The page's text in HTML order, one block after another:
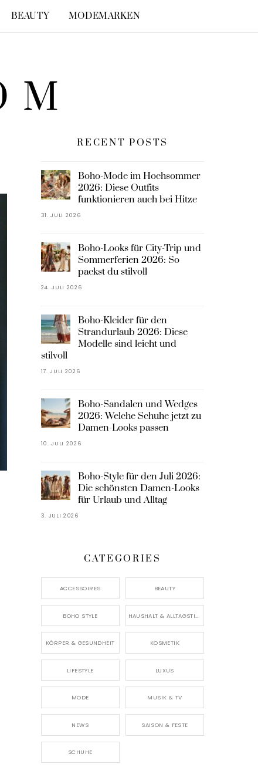
BEAUTY MODEMARKEN
RECENT POSTS
Boho-Mode im Hochsommer
2026: Diese Outfits
funktionieren auch bei Hitze
31. JULI 2026
Boho-Looks für City-Trip und
Sommerferien 2026: So
packst du stilvoll
24. JULI 2026
Boho-Kleider für den
Strandurlaub 2026: Diese
Modelle sind leicht und
stilvoll
17. JULI 2026
Boho-Sandalen und Wedges
2026: Welche Schuhe jetzt zu
Damen-Looks passen
10. JULI 2026
Boho-Style für den Juli 2026:
Die schönsten Damen-Looks
für Urlaub und Alltag
3. JULI 2026
CATEGORIES
ACCESSOIRES BEAUTY
BOHO STYLE
KÖRPER & GESUNDHEIT KOSMETIK
LIFESTYLE LUXUS
MODE MUSIK & TV
NEWS SAISON & FESTE
SCHUHE